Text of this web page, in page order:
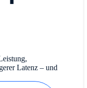
Latenz – und